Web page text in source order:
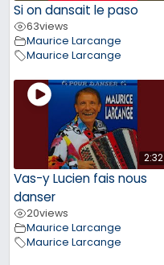
Si on dansait le paso
63views
Maurice Larcange
Maurice Larcange
2:32
Vas-y Lucien fais nous
danser
20views
Maurice Larcange
Maurice Larcange